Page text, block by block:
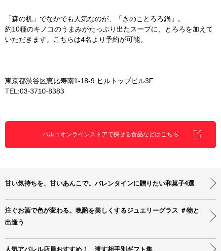
「森の机」でなかでも人気なのが、「きのことろろ鍋」。
約10種のキノコのうまみがたっぷり出たスープに、とろろを加えて
いただきます。こちらは4名より予約が可能。
東京都渋谷区恵比寿南1-18-9 ヒルトップビル3F
TEL:03-3710-8383
パルコオンラインストアで探せる食品などはこちら
甘い気持ちを、甘いあんこで。バレンタインに贈りたい和菓子4選
注ぐお酒で色が変わる。晩酌を美しくするジュエリーグラス ＃物と
出逢う
人気アパレル店員おすすめ！ 渡す相手別ギフト集